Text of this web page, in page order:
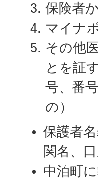
保険者
マイナ
その他
とを証
号、番
の）
保護者
関名、
中泊町